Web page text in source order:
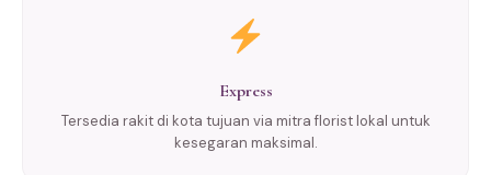
Express
Tersedia rakit di kota tujuan via mitra florist lokal untuk
kesegaran maksimal.